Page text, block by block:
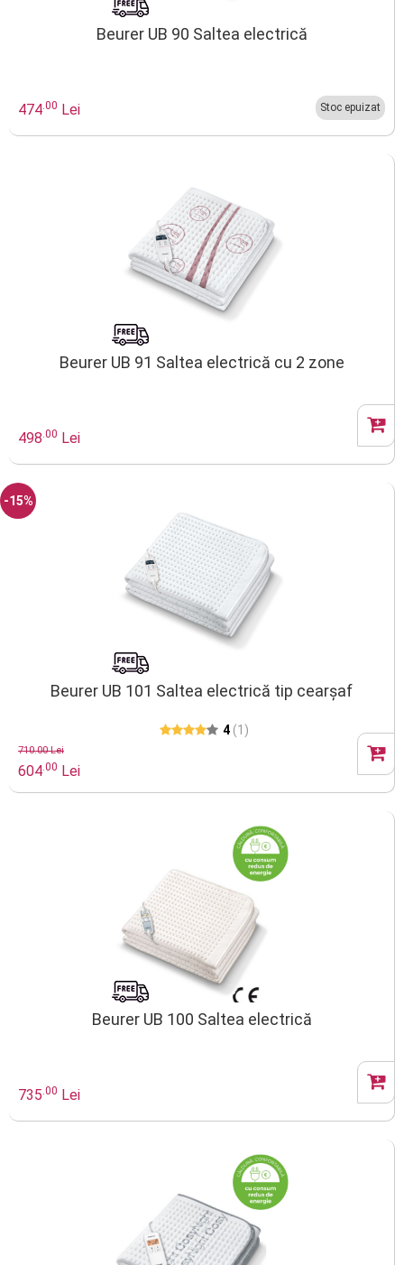
Beurer UB 90 Saltea electrică
474.00 Lei Stoc epuizat
Beurer UB 91 Saltea electrică cu 2 zone
498.00 Lei
-15%
Beurer UB 101 Saltea electrică tip cearșaf
4 (1)
710.00 Lei
604.00 Lei
Beurer UB 100 Saltea electrică
735.00 Lei